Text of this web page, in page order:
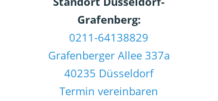
Grafenberg:
0211-64138829
Grafenberger Allee 337a
40235 Düsseldorf
Termin vereinbaren